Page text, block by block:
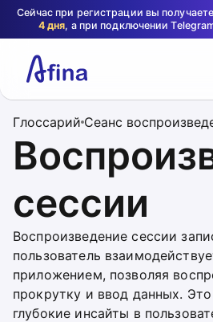
Сейчас при регистрации вы
4 дня, а при подключении
Глоссарий Сеанс
сессии
Воспроизведение сессии
пользователь
приложением, позволяя
прокрутку и ввод данных.
глубокие инсайты в